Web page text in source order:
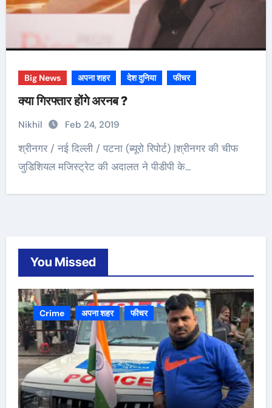
Big News अपना शहर देश दुनिया फीचर
क्या गिरफ्तार होंगे अरनब ?
Nikhil Feb 24, 2019
श्रीनगर / नई दिल्ली / पटना (ब्यूरो रिपोर्ट) |श्रीनगर की चीफ
जुडिशियल मजिस्ट्रेट की अदालत ने पीडीपी के…
You Missed
Crime अपना शहर फीचर